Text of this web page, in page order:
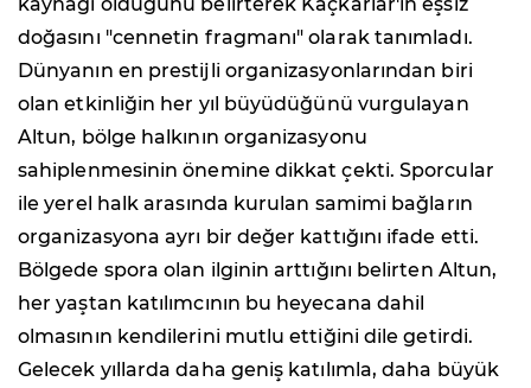
doğasını "cennetin fragmanı" olarak tanımladı.
Dünyanın en prestijli organizasyonlarından biri
olan etkinliğin her yıl büyüdüğünü vurgulayan
Altun, bölge halkının organizasyonu
sahiplenmesinin önemine dikkat çekti. Sporcular
ile yerel halk arasında kurulan samimi bağların
organizasyona ayrı bir değer kattığını ifade etti.
Bölgede spora olan ilginin arttığını belirten Altun,
her yaştan katılımcının bu heyecana dahil
olmasının kendilerini mutlu ettiğini dile getirdi.
Gelecek yıllarda daha geniş katılımla, daha büyük